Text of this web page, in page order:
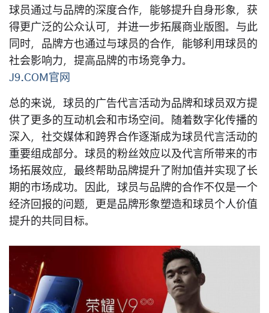
球员通过与品牌的深度合作，能够提升自身形象，获
得更广泛的公众认可，并进一步拓展商业版图。与此
同时，品牌方也通过与球员的合作，能够利用球员的
社会影响力，提高品牌的市场竞争力。
J9.COM官网
总的来说，球员的广告代言活动为品牌和球员双方提
供了更多的互动机会和市场空间。随着数字化传播的
深入，社交媒体和跨界合作逐渐成为球员代言活动的
重要组成部分。球员的粉丝效应以及代言所带来的市
场拓展效应，最终帮助品牌提升了附加值并实现了长
期的市场成功。因此，球员与品牌的合作不仅是一个
经济回报的问题，更是品牌形象塑造和球员个人价值
提升的共同目标。